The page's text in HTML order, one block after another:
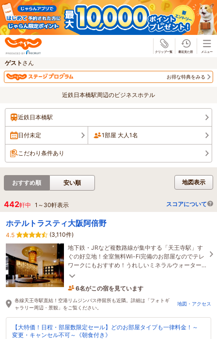
ゲスト さん
お得な特典をみる
近鉄日本橋駅周辺のビジネスホテル
近鉄日本橋駅
日付未定 1部屋 大人1名
こだわり条件あり
地図表示
おすすめ順 安い順
442軒中 1 ～ 30軒表示 スコアについて
ホテルトラスティ大阪阿倍野
4.5
(3,110件)
地下鉄・JRなど複数路線が集中する「天王寺駅」す
ぐの好立地！全室無料Wi-Fi完備のお部屋なのでテレ
ワークにもおすすめ！うれしいミネラルウォーター
のサービスあり♪
6名がこの宿を見ています
たった今予約されました
各線天王寺駅直結！空港リムジンバス停留所も近隣。詳細は「フォトギ
ャラリー周辺・景観」をご覧ください。
地図・アクセス
【大特価！日程・部屋数限定セール】どのお部屋タイプも一律料金！～
変更・キャンセル不可～《朝食付き》